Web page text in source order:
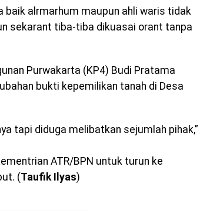
baik alrmarhum maupun ahli waris tidak
sekarant tiba-tiba dikuasai orant tanpa
Purwakarta (KP4) Budi Pratama
bukti kepemilikan tanah di Desa
tapi diduga melibatkan sejumlah pihak,”
ATR/BPN untuk turun ke
(Taufik Ilyas)